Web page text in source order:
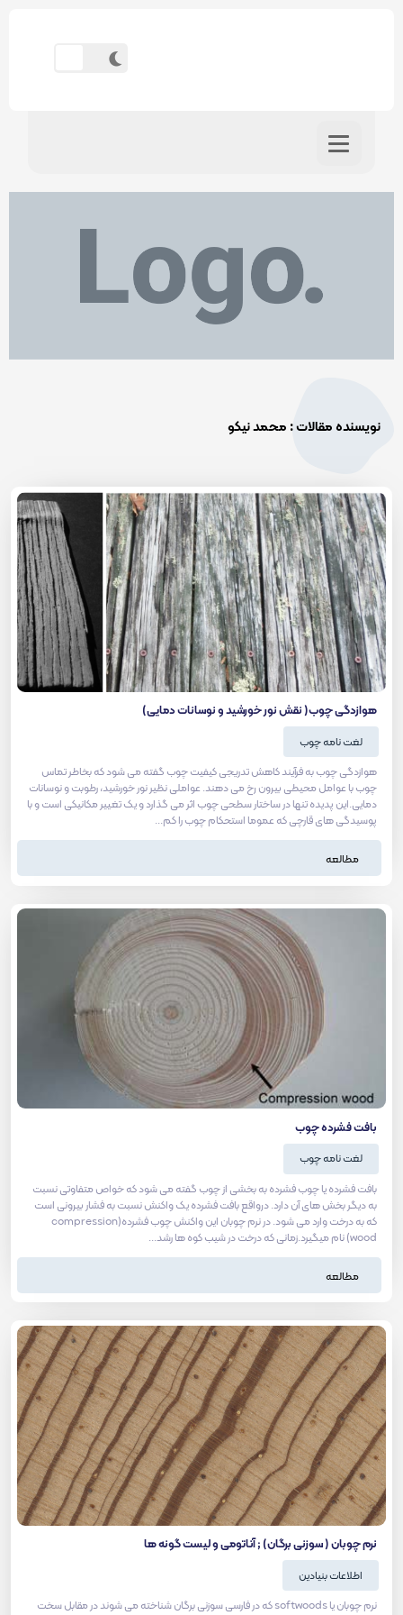
نویسنده مقالات : محمد نیکو
هوازدگی چوب( نقش نور خورشید و نوسانات دمایی)
لغت نامه چوب
هوازدگی چوب به فرآیند کاهش تدریجی کیفیت چوب گفته می شود که بخاطر تماس
چوب با عوامل محیطی بیرون رخ می دهند. عواملی نظیر نور خورشید، رطوبت و نوسانات
دمایی.این پدیده تنها در ساختار سطحی چوب اثر می گذارد و یک تغییر مکانیکی است و با
پوسیدگی های قارچی که عموما استحکام چوب را کم...
مطالعه
بافت فشرده چوب
لغت نامه چوب
بافت فشرده یا چوب فشرده به بخشی از چوب گفته می شود که خواص متفاوتی نسبت
به دیگر بخش های آن دارد. درواقع بافت فشرده یک واکنش نسبت به فشار بیرونی است
که به درخت وارد می شود. در نرم چوبان این واکنش چوب فشرده(compression
wood) نام میگیرد.زمانی که درخت در شیب کوه ها رشد...
مطالعه
نرم چوبان ( سوزنی برگان) ; آناتومی و لیست گونه ها
اطلاعات بنیادین
نرم چوبان یا softwoods که در فارسی سوزنی برگان شناخته می شوند در مقابل سخت